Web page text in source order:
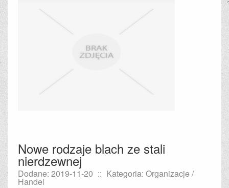
Nowe rodzaje blach ze stali
nierdzewnej
Dodane: 2019-11-20 :: Kategoria: Organizacje /
Handel